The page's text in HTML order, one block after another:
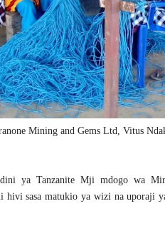
Mining and Gems Ltd, Vitus
ya Tanzanite Mji mdogo wa
sasa matukio ya wizi na uporaji